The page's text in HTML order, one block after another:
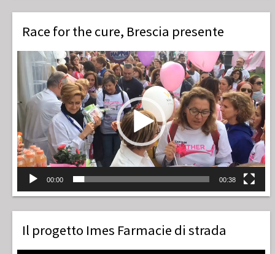
Race for the cure, Brescia presente
Video
Player
00:00 00:38
Il progetto Imes Farmacie di strada